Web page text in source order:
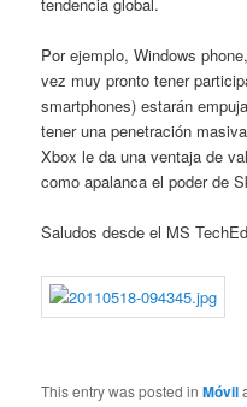
Por ejemplo, Windows
vez muy pronto tener
smartphones) estarán
tener una penetración
Xbox le da una ventaja de
como apalanca el poder de
Saludos desde el MS
This entry was posted inMóvil